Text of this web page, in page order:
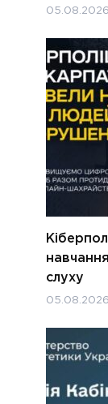
05.08.2026
слуху
05.08.2026